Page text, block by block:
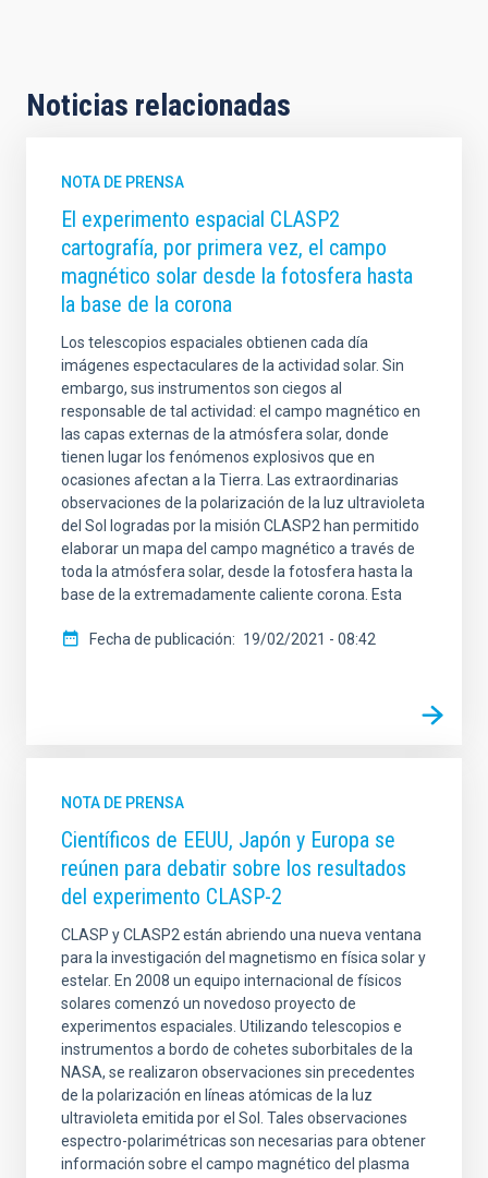
Noticias relacionadas
NOTA DE PRENSA
El experimento espacial CLASP2
cartografía, por primera vez, el campo
magnético solar desde la fotosfera hasta
la base de la corona
Los telescopios espaciales obtienen cada día
imágenes espectaculares de la actividad solar. Sin
embargo, sus instrumentos son ciegos al
responsable de tal actividad: el campo magnético en
las capas externas de la atmósfera solar, donde
tienen lugar los fenómenos explosivos que en
ocasiones afectan a la Tierra. Las extraordinarias
observaciones de la polarización de la luz ultravioleta
del Sol logradas por la misión CLASP2 han permitido
elaborar un mapa del campo magnético a través de
toda la atmósfera solar, desde la fotosfera hasta la
base de la extremadamente caliente corona. Esta
Fecha de publicación 19/02/2021 - 08:42
NOTA DE PRENSA
Científicos de EEUU, Japón y Europa se
reúnen para debatir sobre los resultados
del experimento CLASP-2
CLASP y CLASP2 están abriendo una nueva ventana
para la investigación del magnetismo en física solar y
estelar. En 2008 un equipo internacional de físicos
solares comenzó un novedoso proyecto de
experimentos espaciales. Utilizando telescopios e
instrumentos a bordo de cohetes suborbitales de la
NASA, se realizaron observaciones sin precedentes
de la polarización en líneas atómicas de la luz
ultravioleta emitida por el Sol. Tales observaciones
espectro-polarimétricas son necesarias para obtener
información sobre el campo magnético del plasma